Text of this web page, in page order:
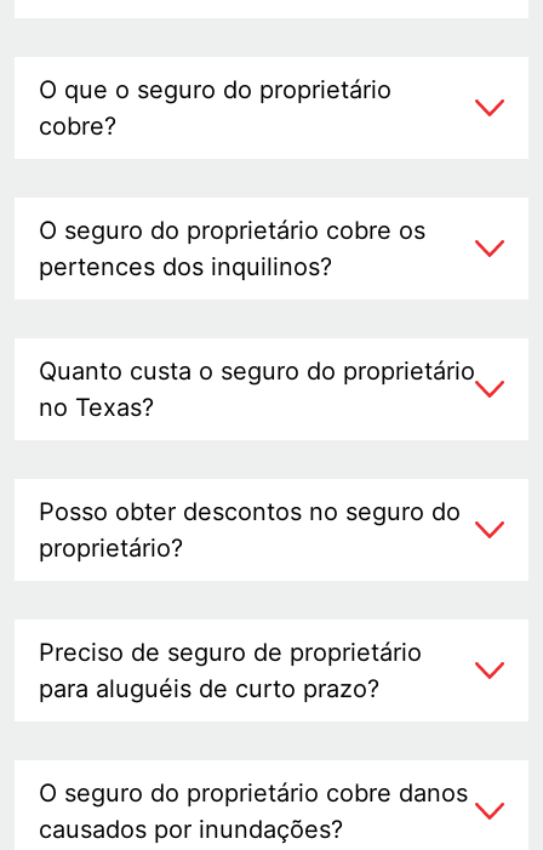
O que o seguro do proprietário
cobre?
O seguro do proprietário cobre os
pertences dos inquilinos?
Quanto custa o seguro do proprietário
no Texas?
Posso obter descontos no seguro do
proprietário?
Preciso de seguro de proprietário
para aluguéis de curto prazo?
O seguro do proprietário cobre danos
causados ​​​​por inundações?